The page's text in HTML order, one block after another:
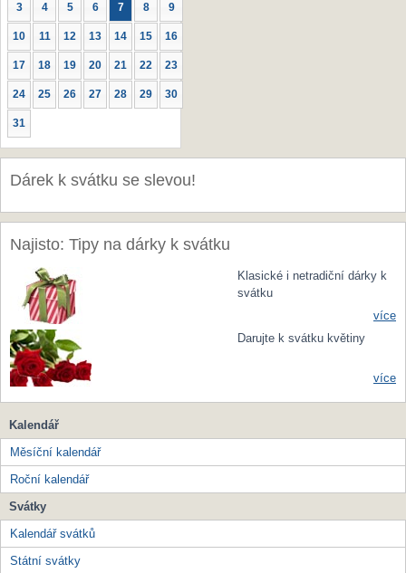
3 4 5 6 7 8 9
10 11 12 13 14 15 16
17 18 19 20 21 22 23
24 25 26 27 28 29 30
31
Dárek k svátku se slevou!
Najisto: Tipy na dárky k svátku
Klasické i netradiční dárky k
svátku
více
Darujte k svátku květiny
více
Kalendář
Měsíční kalendář
Roční kalendář
Svátky
Kalendář svátků
Státní svátky